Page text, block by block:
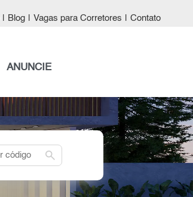
Blog Vagas para Corretores Contato
ANUNCIE
search